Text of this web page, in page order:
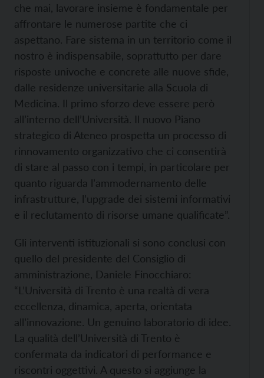
che mai, lavorare insieme è fondamentale per
affrontare le numerose partite che ci
aspettano. Fare sistema in un territorio come il
nostro è indispensabile, soprattutto per dare
risposte univoche e concrete alle nuove sfide,
dalle residenze universitarie alla Scuola di
Medicina. Il primo sforzo deve essere però
all’interno dell’Università. Il nuovo Piano
strategico di Ateneo prospetta un processo di
rinnovamento organizzativo che ci consentirà
di stare al passo con i tempi, in particolare per
quanto riguarda l’ammodernamento delle
infrastrutture, l’upgrade dei sistemi informativi
e il reclutamento di risorse umane qualificate”.
Gli interventi istituzionali si sono conclusi con
quello del presidente del Consiglio di
amministrazione, Daniele Finocchiaro:
“L’Università di Trento è una realtà di vera
eccellenza, dinamica, aperta, orientata
all’innovazione. Un genuino laboratorio di idee.
La qualità dell’Università di Trento è
confermata da indicatori di performance e
riscontri oggettivi. A questo si aggiunge la